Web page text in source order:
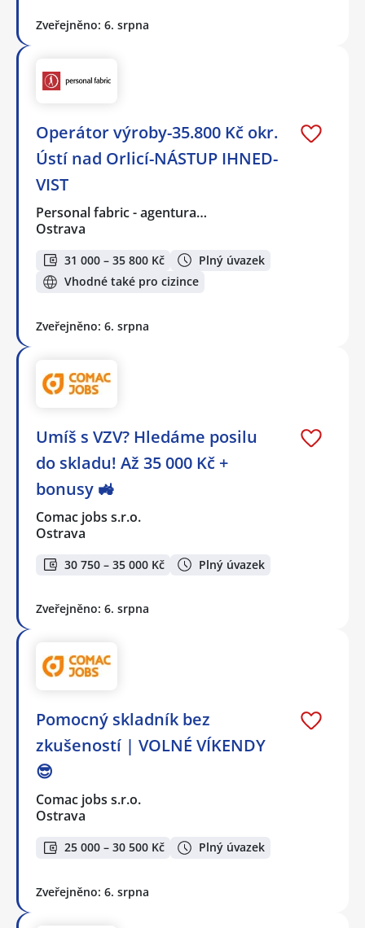
Zveřejněno: 6. srpna
Operátor výroby-35.800 Kč okr.
Ústí nad Orlicí-NÁSTUP IHNED-
VIST
Personal fabric - agentura…
Ostrava
31 000 – 35 800 Kč
Plný úvazek
Vhodné také pro cizince
Zveřejněno: 6. srpna
Umíš s VZV? Hledáme posilu
do skladu! Až 35 000 Kč +
bonusy 🚜
Comac jobs s.r.o.
Ostrava
30 750 – 35 000 Kč Plný úvazek
Zveřejněno: 6. srpna
Pomocný skladník bez
zkušeností | VOLNÉ VÍKENDY
😎
Comac jobs s.r.o.
Ostrava
25 000 – 30 500 Kč Plný úvazek
Zveřejněno: 6. srpna